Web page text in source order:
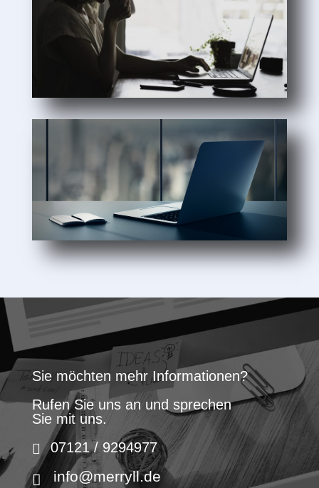
Sie möchten mehr Informationen?
Rufen Sie uns an und sprechen
Sie mit uns.
07121 / 9294977
info@merryll.de